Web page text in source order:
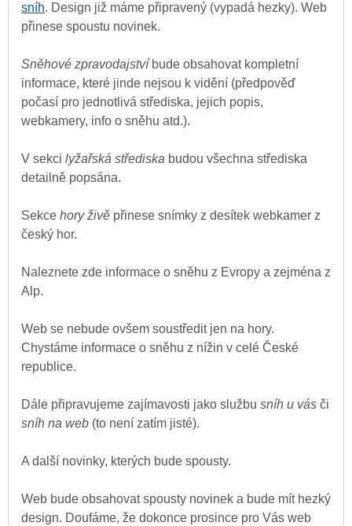
sníh. Design již máme připravený (vypadá hezky). Web
přinese spoustu novinek.
Sněhové zpravodajstvíbude obsahovat kompletní
informace, které jinde nejsou k vidění (předpověď
počasí pro jednotlivá střediska, jejich popis,
webkamery, info o sněhu atd.).
V sekci lyžařská střediska budou všechna střediska
detailně popsána.
Sekce hory živě přinese snímky z desítek webkamer z
český hor.
Naleznete zde informace o sněhu z Evropy a zejména z
Alp.
Web se nebude ovšem soustředit jen na hory.
Chystáme informace o sněhu z nížin v celé České
republice.
Dále připravujeme zajímavosti jako službu sníh u vás či
sníh na web (to není zatím jisté).
A další novinky, kterých bude spousty.
Web bude obsahovat spousty novinek a bude mít hezký
design. Doufáme, že dokonce prosince pro Vás web